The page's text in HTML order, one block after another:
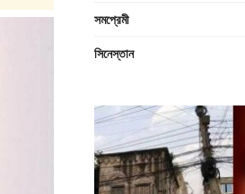
সমপ্রেমী
সিনেস্তান